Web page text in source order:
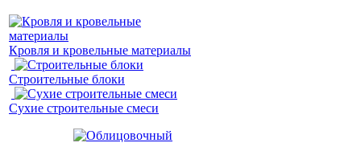
Кровля и кровельные материалы
Строительные блоки
Сухие строительные смеси